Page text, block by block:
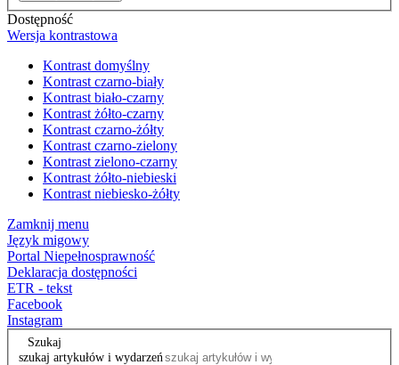
Dostępność
Wersja kontrastowa
Kontrast domyślny
Kontrast czarno-biały
Kontrast biało-czarny
Kontrast żółto-czarny
Kontrast czarno-żółty
Kontrast czarno-zielony
Kontrast zielono-czarny
Kontrast żółto-niebieski
Kontrast niebiesko-żółty
Zamknij menu
Język migowy
Portal Niepełnosprawność
Deklaracja dostępności
ETR - tekst
Facebook
Instagram
Szukaj
szukaj artykułów i wydarzeń